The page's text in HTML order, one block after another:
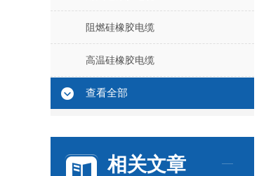
阻燃硅橡胶电缆
高温硅橡胶电缆
查看全部
相关文章